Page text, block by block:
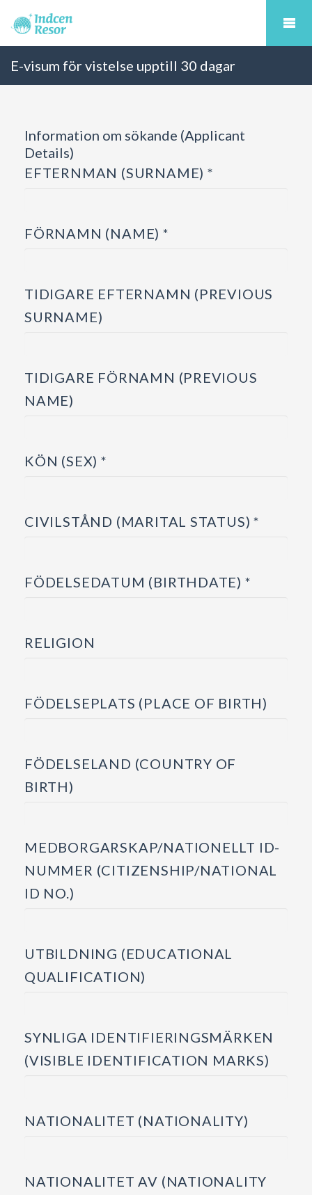
E-visum för vistelse upptill 30 dagar
Information om sökande (Applicant
Details)
EFTERNMAN (SURNAME) *
FÖRNAMN (NAME) *
TIDIGARE EFTERNAMN (PREVIOUS
SURNAME)
TIDIGARE FÖRNAMN (PREVIOUS
NAME)
KÖN (SEX) *
CIVILSTÅND (MARITAL STATUS) *
FÖDELSEDATUM (BIRTHDATE) *
RELIGION
FÖDELSEPLATS (PLACE OF BIRTH)
FÖDELSELAND (COUNTRY OF
BIRTH)
MEDBORGARSKAP/NATIONELLT ID-
NUMMER (CITIZENSHIP/NATIONAL
ID NO.)
UTBILDNING (EDUCATIONAL
QUALIFICATION)
SYNLIGA IDENTIFIERINGSMÄRKEN
(VISIBLE IDENTIFICATION MARKS)
NATIONALITET (NATIONALITY)
NATIONALITET AV (NATIONALITY